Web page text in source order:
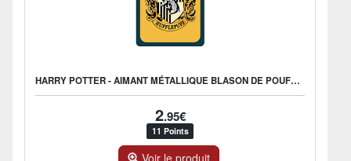
HARRY POTTER - AIMANT MÉTALLIQUE BLASON DE POUFSOUFFLE
2.95€
11 Points
Voir le produit